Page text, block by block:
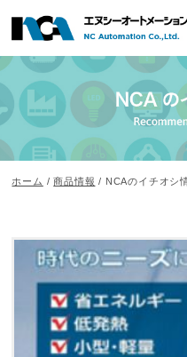
ホーム /商品情報 / NCAのイチオシ